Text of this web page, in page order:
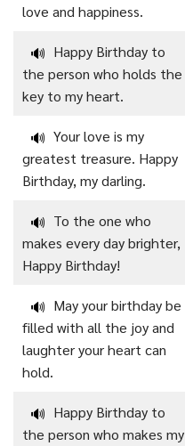
love and happiness.
🔊 Happy Birthday to
the person who holds the
key to my heart.
🔊 Your love is my
greatest treasure. Happy
Birthday, my darling.
🔊 To the one who
makes every day brighter,
Happy Birthday!
🔊 May your birthday be
filled with all the joy and
laughter your heart can
hold.
🔊 Happy Birthday to
the person who makes my